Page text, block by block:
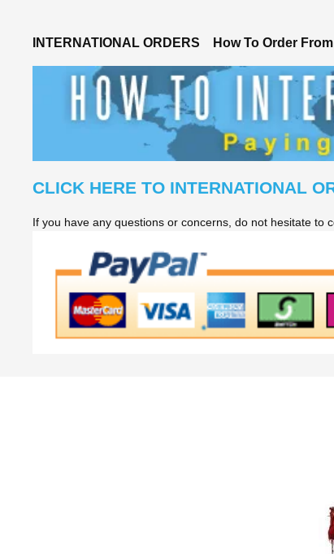
INTERNATIONAL ORDERS How To Order
CLICK HERE TO INTERNATIONAL
If you have any questions or concerns, do not hesitate to